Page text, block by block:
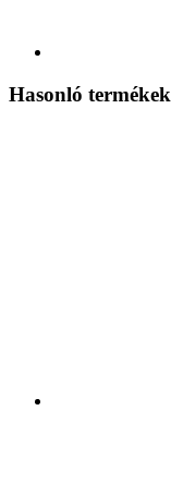
Hasonló termékek